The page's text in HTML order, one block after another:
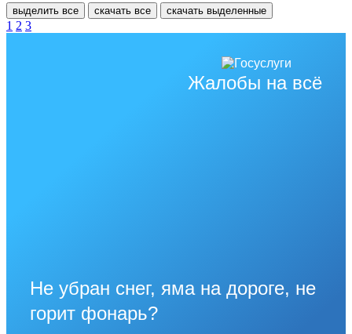
выделить все скачать все скачать выделенные
1 2 3
Жалобы на всё
Не убран снег, яма на дороге, не
горит фонарь?